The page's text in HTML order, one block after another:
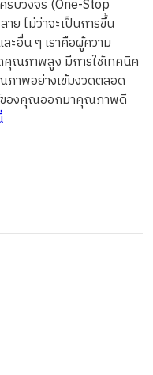
รบวงจร (One-Stop
ย ไม่ว่าจะเป็นการขึ้น
ะอื่น ๆ เราคือผู้ความ
คุณภาพสูง มีการใช้เทคนิค
าพอย่างเข้มงวดตลอด
ของคุณออกมาคุณภาพดี